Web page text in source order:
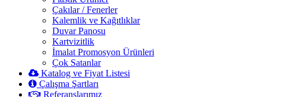
Çakılar / Fenerler
Kalemlik ve Kağıtlıklar
Duvar Panosu
Kartvizitlik
İmalat Promosyon Ürünleri
Çok Satanlar
Katalog ve Fiyat Listesi
Çalışma Şartları
Referanslarımız